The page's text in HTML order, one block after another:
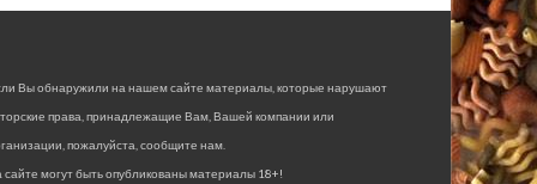
Вы обнаружили на нашем сайте материалы, которые нарушают
права, принадлежащие Вам, Вашей компании или
пожалуйста, сообщите нам.
сайте могут быть опубликованы материалы 18+!